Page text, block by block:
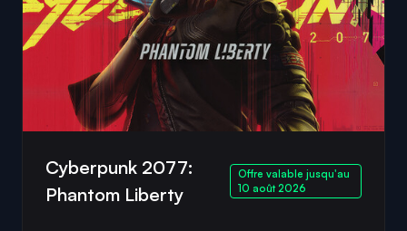
Cyberpunk 2077:
Phantom Liberty
Offre valable jusqu'au
10 août 2026